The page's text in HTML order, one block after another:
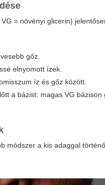
= növényi glicerin)
gőz.
elnyomott ízek.
íz és gőz között.
a bázist: magas VG
módszer a kis adaggal